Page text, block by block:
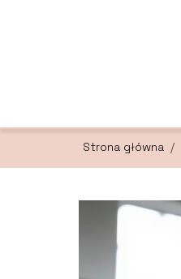
Strona główna /